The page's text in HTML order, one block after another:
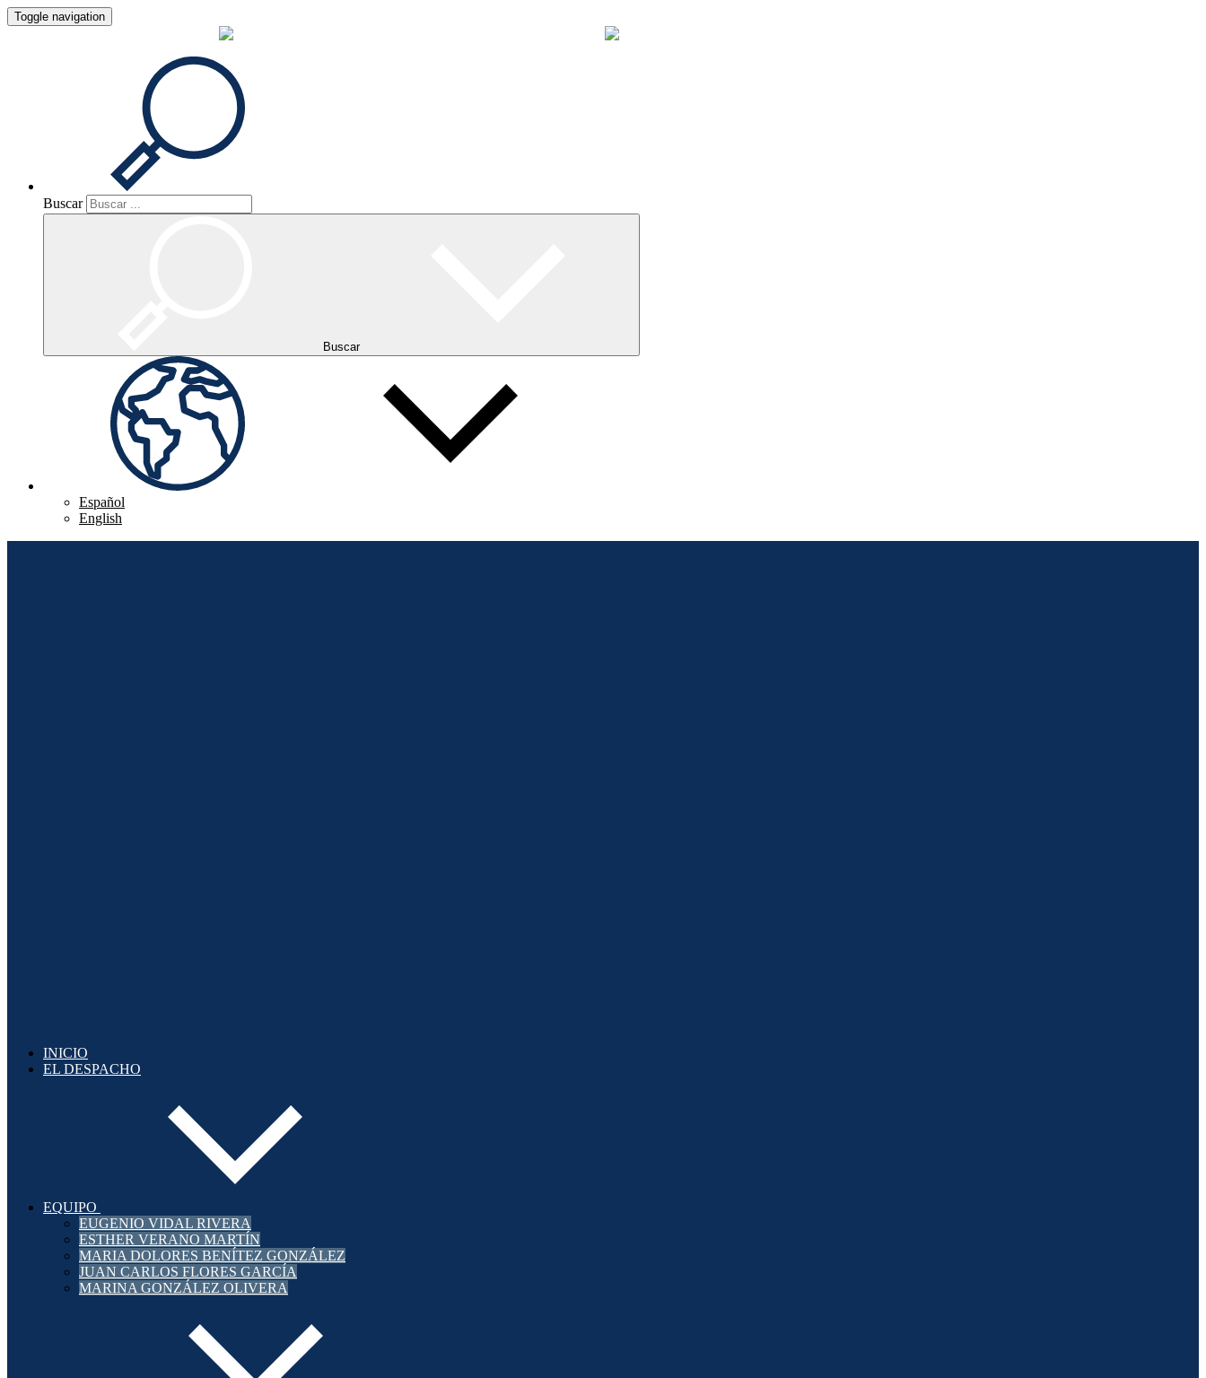
Toggle navigation
Buscar
Buscar
Español
English
INICIO
EL DESPACHO
EQUIPO
EUGENIO VIDAL RIVERA
ESTHER VERANO MARTÍN
MARIA DOLORES BENÍTEZ GONZÁLEZ
JUAN CARLOS FLORES GARCÍA
MARINA GONZÁLEZ OLIVERA